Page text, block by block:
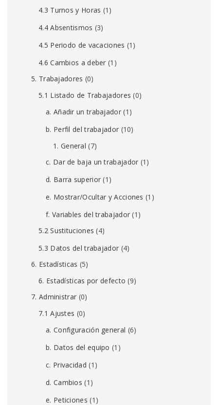
4.3 Turnos y Horas (1)
4.4 Absentismos (3)
4.5 Periodo de vacaciones (1)
4.6 Cambios a deber (1)
5. Trabajadores (0)
5.1 Listado de Trabajadores (0)
a. Añadir un trabajador(1)
b. Perfil del trabajador (10)
1. General (7)
c. Dar de baja un trabajador (1)
d. Barra superior (1)
e. Mostrar/Ocultar y Acciones (1)
f. Variables del trabajador (1)
5.2 Sustituciones (4)
5.3 Datos del trabajador (4)
6. Estadísticas (5)
6. Estadísticas por defecto (9)
7. Administrar (0)
7.1 Ajustes (0)
a. Configuración general (6)
b. Datos del equipo (1)
c. Privacidad (1)
d. Cambios (1)
e. Peticiones (1)